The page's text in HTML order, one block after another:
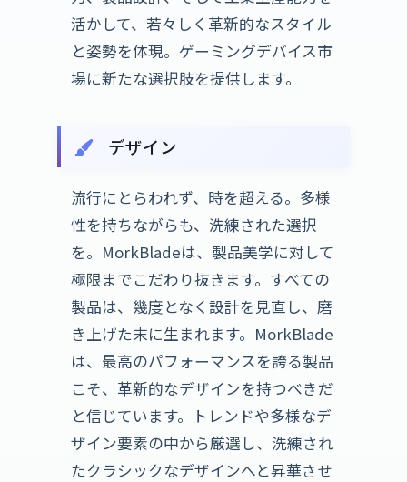
活かして、若々しく革新的なスタイル
と姿勢を体現。ゲーミングデバイス市
場に新たな選択肢を提供します。
デザイン
流行にとらわれず、時を超える。多様
性を持ちながらも、洗練された選択
を。MorkBladeは、製品美学に対して
極限までこだわり抜きます。すべての
製品は、幾度となく設計を見直し、磨
き上げた末に生まれます。MorkBlade
は、最高のパフォーマンスを誇る製品
こそ、革新的なデザインを持つべきだ
と信じています。トレンドや多様なデ
ザイン要素の中から厳選し、洗練され
たクラシックなデザインへと昇華させ